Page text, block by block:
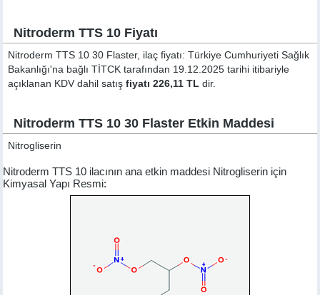
Nitroderm TTS 10 Fiyatı
Nitroderm TTS 10 30 Flaster, ilaç fiyatı: Türkiye Cumhuriyeti Sağlık
Bakanlığı'na bağlı TİTCK tarafından 19.12.2025 tarihi itibariyle
açıklanan KDV dahil satışfiyatı 226,11 TL dir.
Nitroderm TTS 10 30 Flaster Etkin Maddesi
Nitrogliserin
Nitroderm TTS 10 ilacının ana etkin maddesi Nitrogliserin için
Kimyasal Yapı Resmi: